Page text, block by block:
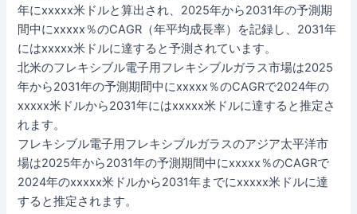
年にxxxxx米ドルと算出され、2025年から2031年の予測期
間中にxxxxx％のCAGR（年平均成長率）を記録し、2031年
にはxxxxx米ドルに達すると予測されています。
北米のフレキシブル電子用フレキシブルガラス市場は2025
年から2031年の予測期間中にxxxxx％のCAGRで2024年の
xxxxx米ドルから2031年にはxxxxx米ドルに達すると推定さ
れます。
フレキシブル電子用フレキシブルガラスのアジア太平洋市
場は2025年から2031年の予測期間中にxxxxx％のCAGRで
2024年のxxxxx米ドルから2031年までにxxxxx米ドルに達
すると推定されます。